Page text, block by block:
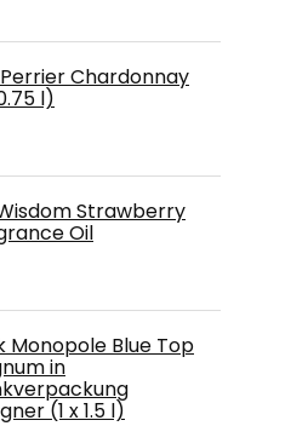
Chardonnay
l)
Strawberry
Oil
Monopole Blue Top
in
(1 x 1.5 l)